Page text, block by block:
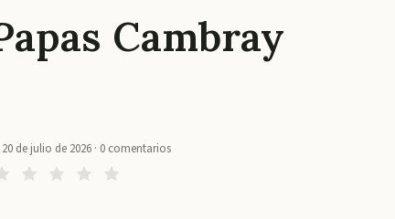
Cambray
20 de julio de 2026 · 0 comentarios